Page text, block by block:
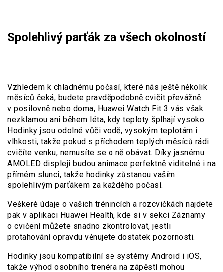
Spolehlivý parťák za všech okolností
Vzhledem k chladnému počasí, které nás ještě několik
měsíců čeká, budete pravděpodobně cvičit převážně
v posilovně nebo doma, Huawei Watch Fit 3 vás však
nezklamou ani během léta, kdy teploty šplhají vysoko.
Hodinky jsou odolné vůči vodě, vysokým teplotám i
vlhkosti, takže pokud s příchodem teplých měsíců rádi
cvičíte venku, nemusíte se o ně obávat. Díky jasnému
AMOLED displeji budou animace perfektně viditelné i na
přímém slunci, takže hodinky zůstanou vaším
spolehlivým parťákem za každého počasí.
Veškeré údaje o vašich trénincích a rozcvičkách najdete
pak v aplikaci Huawei Health, kde si v sekci Záznamy
o cvičení můžete snadno zkontrolovat, jestli
protahování opravdu věnujete dostatek pozornosti.
Hodinky jsou kompatibilní se systémy Android i iOS,
takže výhod osobního trenéra na zápěstí mohou